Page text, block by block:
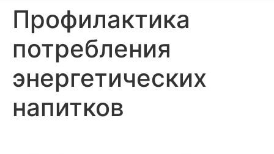
Профилактика
потребления
энергетических
напитков